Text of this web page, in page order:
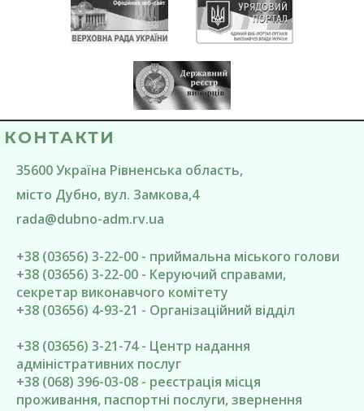
КОНТАКТИ
35600Україна Рівненська область,
місто Дубно, вул. Замкова,4
rada@dubno-adm.rv.ua
+38 (03656) 3-22-00 - приймальна міського голови
+38 (03656) 3-22-00 - Керуючий справами,
секретар виконавчого комітету
+38 (03656) 4-93-21 - Організаційний відділ
+38 (03656) 3-21-74 - Центр надання
адміністративних послуг
+38 (068) 396-03-08 - реєстрація місця
проживання, паспортні послуги, звернення